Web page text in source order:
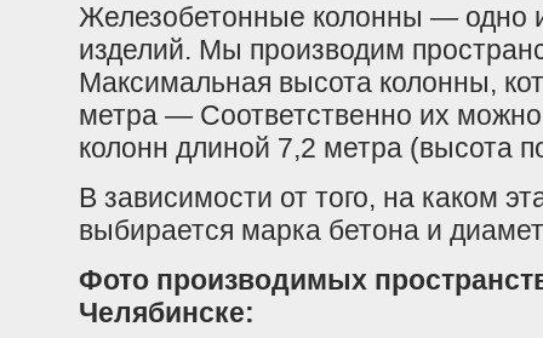
Железобетонные колонны — одно
изделий. Мы производим
Максимальная высота колонны,
метра — Соответственно их
колонн длиной 7,2 метра (высота
В зависимости от того, на каком
выбирается марка бетона и
Фото производимых
Челябинске: